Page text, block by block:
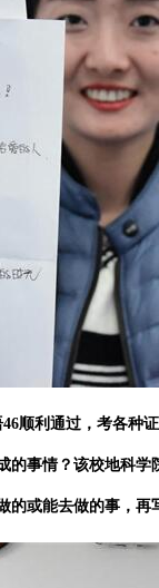
顺利通过，考各
事情？该校地科学
的或能去做的事，